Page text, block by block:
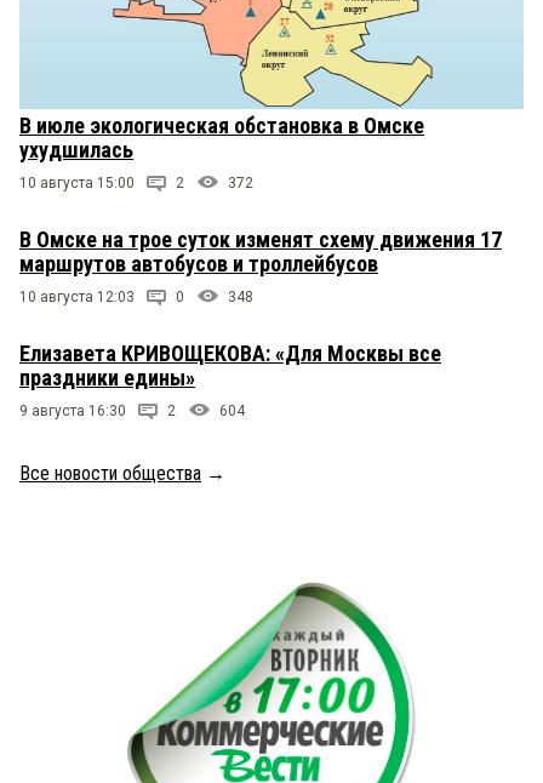
В июле экологическая обстановка в Омске
ухудшилась
10 августа 15:00 2 372
В Омске на трое суток изменят схему движения 17
маршрутов автобусов и троллейбусов
10 августа 12:03 0 348
Елизавета КРИВОЩЕКОВА: «Для Москвы все
праздники едины»
9 августа 16:30 2 604
Все новости общества →